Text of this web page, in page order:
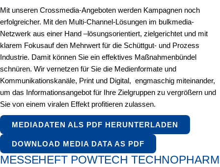
Mit unseren Crossmedia-Angeboten werden Kampagnen noch
erfolgreicher. Mit den Multi-Channel-Lösungen im bulkmedia-
Netzwerk aus einer Hand –lösungsorientiert, zielgerichtet und mit
klarem Fokusauf den Mehrwert für die Schüttgut- und Prozess
Industrie. Damit können Sie ein effektives Maßnahmenbündel
schnüren. Wir vernetzen für Sie die Medienformate und
Kommunikationskanäle, Print und Digital, engmaschig miteinander,
um das Informationsangebot für Ihre Zielgruppen zu vergrößern und
Sie von einem viralen Effekt profitieren zulassen.
MEDIADATEN ALS PDF HERUNTERLADEN
DOWNLOAD MEDIA DATA AS PDF
MESSEHEFT POWTECH TECHNOPHARM